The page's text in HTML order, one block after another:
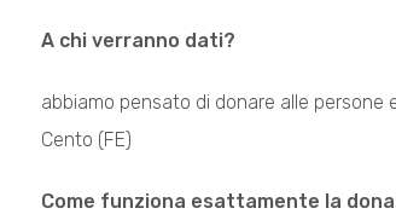
A chi verranno dati?
abbiamo pensato di donare alle
Cento (FE)
Come funziona esattamente la